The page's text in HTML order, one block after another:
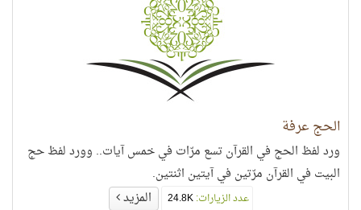
الحج عرفة
ورد لفظ الحج في القرآن تسع مرّات في خمس آيات.. وورد لفظ حج
البيت في القرآن مرّتين في آيتين اثنتين.
عدد الزيارات:24.8K المزيد